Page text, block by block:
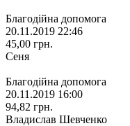
Благодійна допомога
20.11.2019 22:46
45,00 грн.
Сеня
Благодійна допомога
20.11.2019 16:00
94,82 грн.
Владислав Шевченко